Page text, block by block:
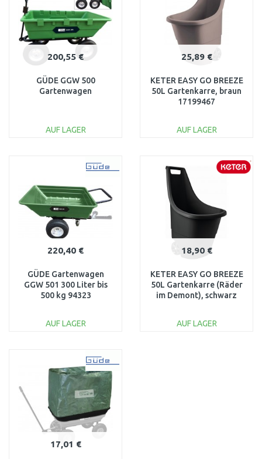
200,55 €
GÜDE GGW 500
Gartenwagen
AUF LAGER
25,89 €
KETER EASY GO BREEZE
50L Gartenkarre, braun
17199467
AUF LAGER
WARENKORB
Vergleichen
220,40 €
GÜDE Gartenwagen
GGW 501 300 Liter bis
500 kg 94323
AUF LAGER
Vergleichen
18,90 €
KETER EASY GO BREEZE
50L Gartenkarre (Räder
im Demont), schwarz
AUF LAGER
17,01 €